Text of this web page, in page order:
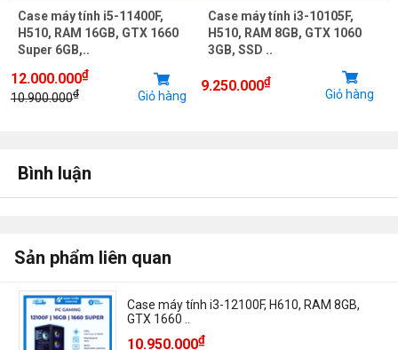
Case máy tính i5-11400F,
H510, RAM 16GB, GTX 1660
Super 6GB,..
12.000.000₫
10.900.000₫ Giỏ hàng
Case máy tính i3-10105F,
H510, RAM 8GB, GTX 1060
3GB, SSD ..
9.250.000₫
Giỏ hàng
Bình luận
Sản phẩm liên quan
Case máy tính i3-12100F, H610, RAM 8GB,
GTX 1660 ..
10.950.000₫